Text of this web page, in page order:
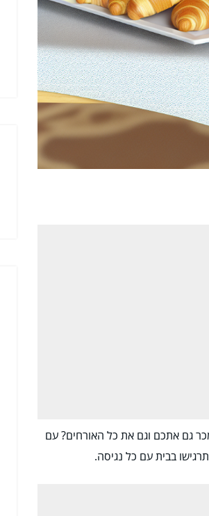
גם אתכם וגם את כל האורחים? עם
בבית עם כל נגיסה.